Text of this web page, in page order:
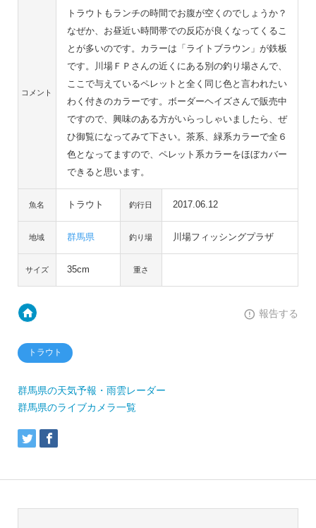
コメント
トラウトもランチの時間でお腹が空くのでしょうか？
なぜか、お昼近い時間帯での反応が良くなってくるこ
とが多いのです。カラーは「ライトブラウン」が鉄板
です。川場ＦＰさんの近くにある別の釣り場さんで、
ここで与えているペレットと全く同じ色と言われたい
わく付きのカラーです。ボーダーヘイズさんで販売中
ですので、興味のある方がいらっしゃいましたら、ぜ
ひ御覧になってみて下さい。茶系、緑系カラーで全６
色となってますので、ペレット系カラーをほぼカバー
できると思います。
魚名 トラウト 釣行日 2017.06.12
地域 群馬県 釣り場 川場フィッシングプラザ
サイズ 35cm 重さ
報告する
トラウト
群馬県の天気予報・雨雲レーダー
群馬県のライブカメラ一覧